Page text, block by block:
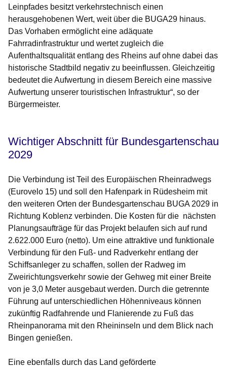
Leinpfades besitzt verkehrstechnisch einen
herausgehobenen Wert, weit über die BUGA29 hinaus.
Das Vorhaben ermöglicht eine adäquate
Fahrradinfrastruktur und wertet zugleich die
Aufenthaltsqualität entlang des Rheins auf ohne dabei das
historische Stadtbild negativ zu beeinflussen. Gleichzeitig
bedeutet die Aufwertung in diesem Bereich eine massive
Aufwertung unserer touristischen Infrastruktur“, so der
Bürgermeister.
Wichtiger Abschnitt für Bundesgartenschau
2029
Die Verbindung ist Teil des Europäischen Rheinradwegs
(Eurovelo 15) und soll den Hafenpark in Rüdesheim mit
den weiteren Orten der Bundesgartenschau BUGA 2029 in
Richtung Koblenz verbinden. Die Kosten für die nächsten
Planungsaufträge für das Projekt belaufen sich auf rund
2.622.000 Euro (netto). Um eine attraktive und funktionale
Verbindung für den Fuß- und Radverkehr entlang der
Schiffsanleger zu schaffen, sollen der Radweg im
Zweirichtungsverkehr sowie der Gehweg mit einer Breite
von je 3,0 Meter ausgebaut werden. Durch die getrennte
Führung auf unterschiedlichen Höhenniveaus können
zukünftig Radfahrende und Flanierende zu Fuß das
Rheinpanorama mit den Rheininseln und dem Blick nach
Bingen genießen.
Eine ebenfalls durch das Land geförderte